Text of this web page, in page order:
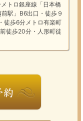
トロ銀座線「日本橋
駅」B6出口・徒歩９
徒歩6分メトロ有楽町
徒歩20分・人形町徒